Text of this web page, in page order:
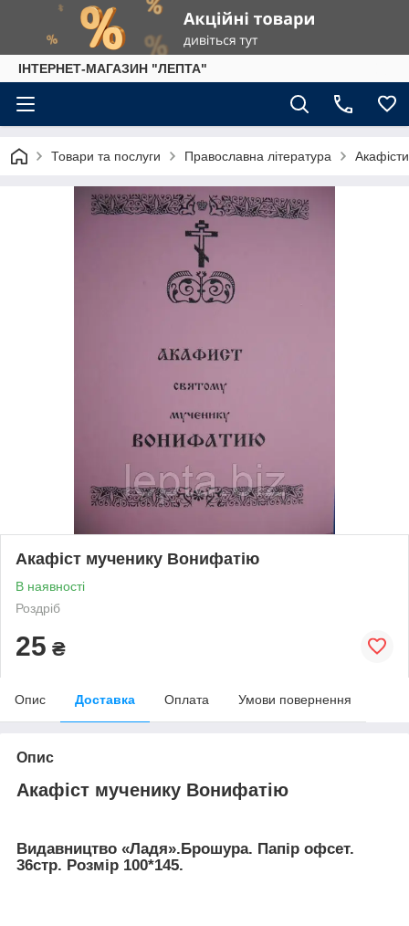
IНТЕРНЕТ-МАГАЗИН "ЛЕПТА"
Товари та послуги Православна література
Акафіст мученику Вонифатію
В наявності
Роздріб
25 ₴
Опис Доставка Оплата Умови повернення
Опис
Акафіст мученику Вонифатію
Видавництво «Ладя».Брошура. Папір офсет.
36стр. Розмір 100*145.